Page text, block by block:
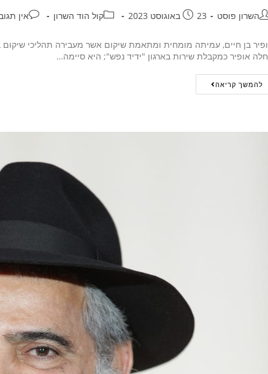
השרון פוסט 23 באוגוסט 2023 קול הוד השרון אין
בן חיים, עמיתה מומחית ומתאמת שיקום אשר מעבירה תהליכי
אופיר כמקבלת שירות בארגון "ידיד נפש"; היא סיימה…
להמשך קריאה